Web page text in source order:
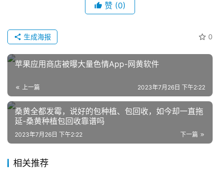
营
跨
自
媒
体
登录 注册
赞 (0)
0
生成海报
苹果应用商店被曝大量色情App-网黄软件
上一篇 2023年7月26日 下午2:22
桑黄全都发霉，说好的包种植、包回收，如今却一直拖
延-桑黄种植包回收靠谱吗
下一篇
2023年7月26日 下午2:22
相关推荐